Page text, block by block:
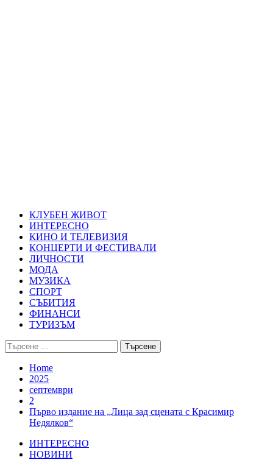
КЛУБЕН ЖИВОТ
ИНТЕРЕСНО
КИНО И ТЕЛЕВИЗИЯ
КОНЦЕРТИ И ФЕСТИВАЛИ
ЛИЧНОСТИ
МОДА
МУЗИКА
СПОРТ
СЪБИТИЯ
ФИНАНСИ
ТУРИЗЪМ
Търсене
за:
Home
2025
септември
2
Първо издание на „Лица зад сцената с Красимир
Недялков“
ИНТЕРЕСНО
НОВИНИ